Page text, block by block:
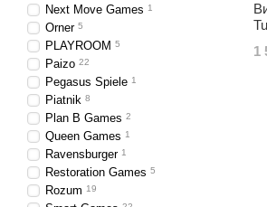
1
Next Move Games 1
Orner 5
PLAYROOM 5
Paizo 22
Pegasus Spiele 1
Piatnik 8
Plan B Games 2
Queen Games 1
Ravensburger 1
Restoration Games 5
Rozum 19